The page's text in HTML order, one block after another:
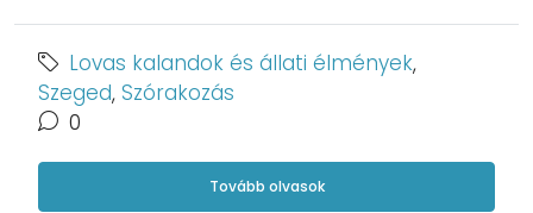
Lovas kalandok és állati élmények,
Szeged, Szórakozás
0
Tovább olvasok